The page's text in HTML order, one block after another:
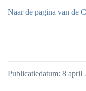
Naar de pagina van de
Publicatiedatum: 8 april